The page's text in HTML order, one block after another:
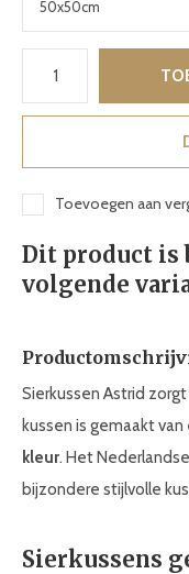
Toevoegen aan
Dit product is
volgende
Sierkussen Astrid
kussen is gemaakt
kleur. Het
bijzondere stijlvolle
Sierkussens